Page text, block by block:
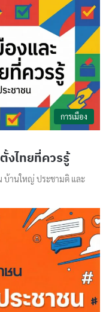
การเมือง
งไทยที่ควรรู้
บ้านใหญ่ ประชามติ และ